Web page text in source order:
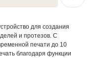
для создания
и протезов. С
печати до 10
благодаря функции